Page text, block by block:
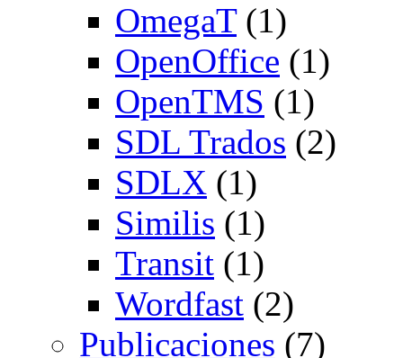
OmegaT(1)
OpenOffice (1)
OpenTMS (1)
SDL Trados (2)
SDLX (1)
Similis (1)
Transit (1)
Wordfast (2)
Publicaciones (7)